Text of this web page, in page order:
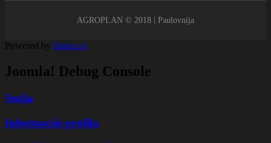
AGROPLAN © 2018 | Paulovnija
Powered by limun.co
Joomla! Debug Console
Sesija
Informacije profila